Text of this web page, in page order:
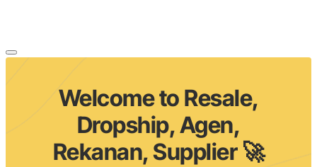
Welcome to Resale,
Dropship, Agen,
Rekanan, Supplier 🚀